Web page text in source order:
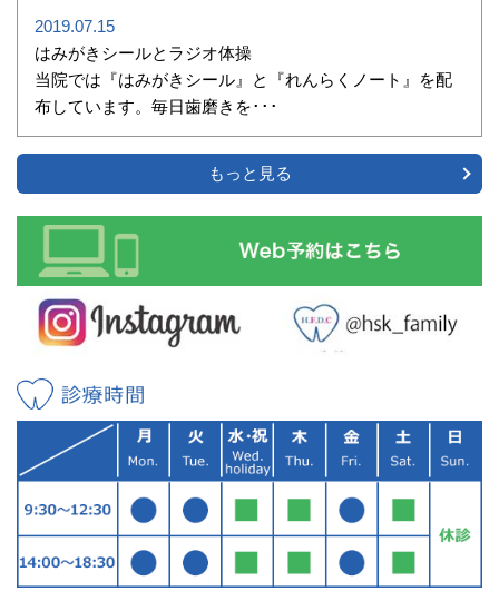
2019.07.15
はみがきシールとラジオ体操
当院では『はみがきシール』と『れんらくノート』を配
布しています。毎日歯磨きを･･･
もっと見る
診療時間